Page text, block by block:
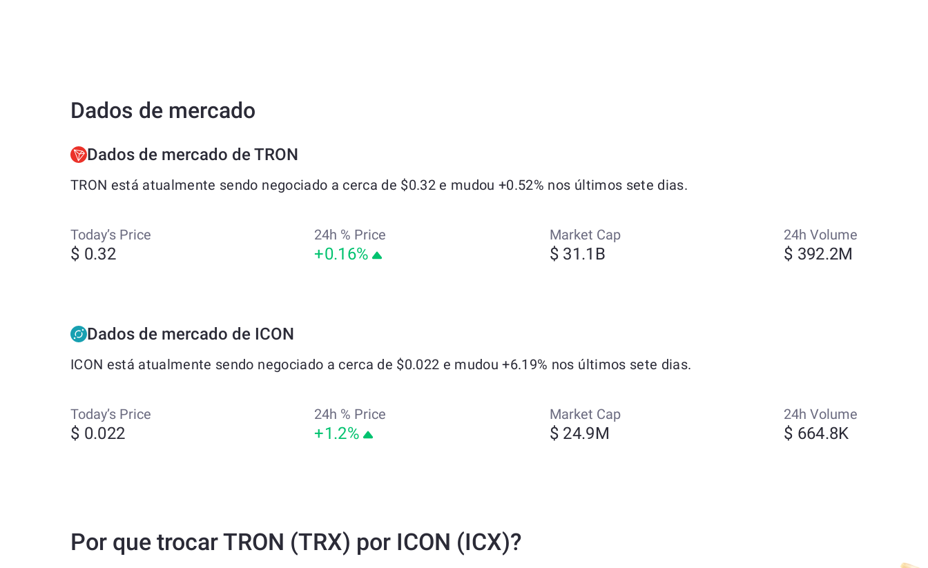
Dados de mercado
Dados de mercado de TRON
TRON está atualmente sendo negociado a cerca de $0.32 e mudou +0.52% nos últimos sete dias.
Today’s Price
$ 0.32
24h % Price
+0.16%
Market Cap
$ 31.1B
24h Volume
$ 392.2M
Dados de mercado de ICON
ICON está atualmente sendo negociado a cerca de $0.022 e mudou +6.19% nos últimos sete dias.
Today’s Price
$ 0.022
24h % Price
+1.2%
Market Cap
$ 24.9M
24h Volume
$ 664.8K
Por que trocar TRON (TRX) por ICON (ICX)?